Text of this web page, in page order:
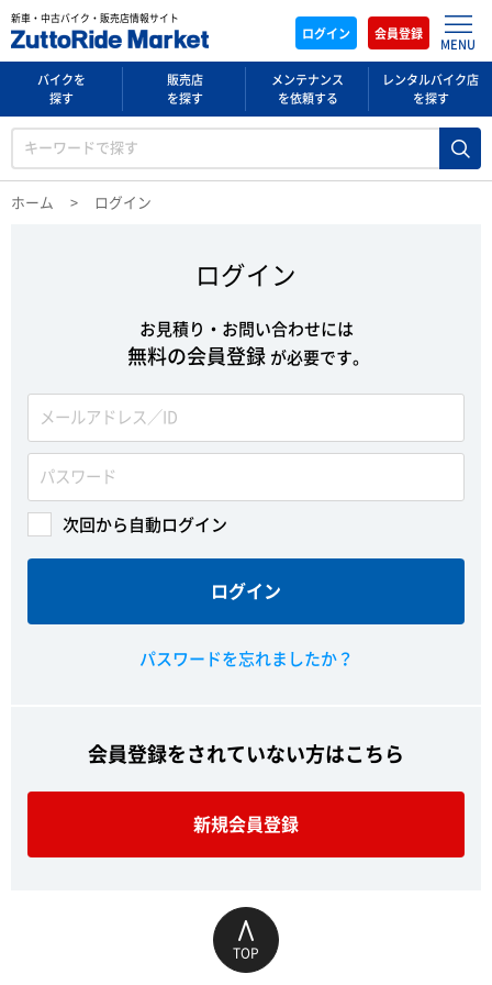
新車・中古バイク・販売店情報サイト
ログイン
会員登録
MENU
バイクを
探す
販売店
を探す
メンテナンス
を依頼する
レンタルバイク店
を探す
ホーム ログイン
ログイン
お見積り・お問い合わせには
無料の会員登録 が必要です。
次回から自動ログイン
ログイン
パスワードを忘れましたか？
会員登録をされていない方はこちら
新規会員登録
TOP